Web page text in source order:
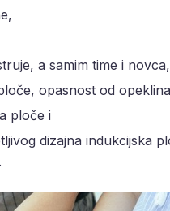
a samim time i novca,
opasnost od
ploče i
dizajna indukcijska